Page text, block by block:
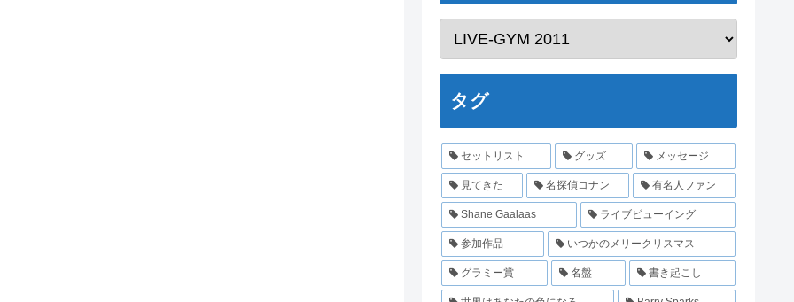
タグ
セットリスト グッズ メッセージ
見てきた 名探偵コナン 有名人ファン
Shane Gaalaas ライブビューイング
参加作品 いつかのメリークリスマス
グラミー賞 名盤 書き起こし